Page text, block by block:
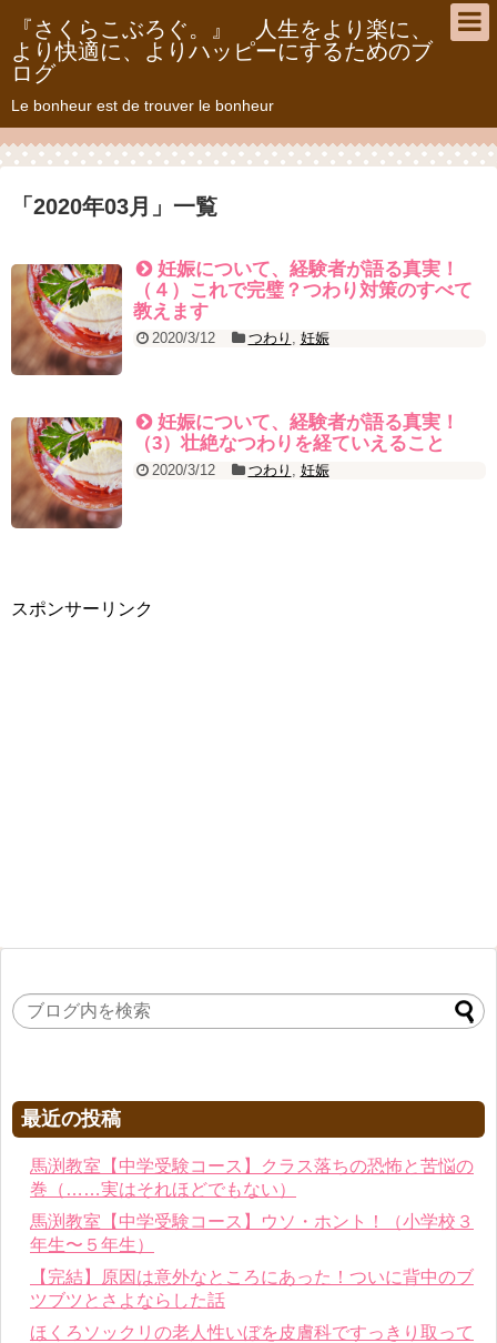
『さくらこぶろぐ。』 人生をより楽に、
より快適に、よりハッピーにするためのブ
ログ
Le bonheur est de trouver le bonheur
「 2020年03月 」 一覧
妊娠について、経験者が語る真実！
（４）これで完璧？つわり対策のすべて
教えます
2020/3/12 つわり 妊娠
妊娠について、経験者が語る真実！
（3）壮絶なつわりを経ていえること
2020/3/12 つわり 妊娠
スポンサーリンク
最近の投稿
馬渕教室【中学受験コース】クラス落ちの恐怖と苦悩の
巻（……実はそれほどでもない）
馬渕教室【中学受験コース】ウソ・ホント！（小学校３
年生〜５年生）
【完結】原因は意外なところにあった！ついに背中のブ
ツブツとさよならした話
ほくろソックリの老人性いぼを皮膚科ですっきり取って